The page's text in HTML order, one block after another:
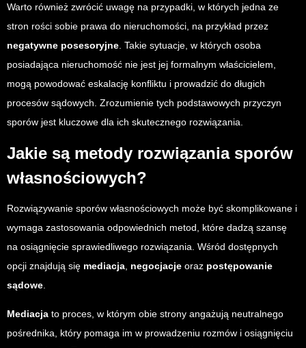
Warto również zwrócić uwagę na przypadki, w których jedna ze
stron rości sobie prawa do nieruchomości, na przykład przez
negatywne posesoryjne. Takie sytuacje, w których osoba
posiadająca nieruchomość nie jest jej formalnym właścicielem,
mogą powodować eskalację konfliktu i prowadzić do długich
procesów sądowych. Zrozumienie tych podstawowych przyczyn
sporów jest kluczowe dla ich skutecznego rozwiązania.
Jakie są metody rozwiązania sporów
własnościowych?
Rozwiązywanie sporów własnościowych może być skomplikowane i
wymaga zastosowania odpowiednich metod, które dadzą szansę
na osiągnięcie sprawiedliwego rozwiązania. Wśród dostępnych
opcji znajdują się mediacja, negocjacje oraz postępowanie
sądowe.
Mediacja to proces, w którym obie strony angażują neutralnego
pośrednika, który pomaga im w prowadzeniu rozmów i osiągnięciu